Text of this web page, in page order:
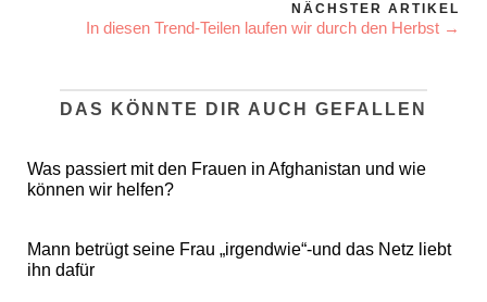
NÄCHSTER ARTIKEL
In diesen Trend-Teilen laufen wir durch den Herbst →
DAS KÖNNTE DIR AUCH GEFALLEN
Was passiert mit den Frauen in Afghanistan und wie
können wir helfen?
Mann betrügt seine Frau „irgendwie“-und das Netz liebt
ihn dafür